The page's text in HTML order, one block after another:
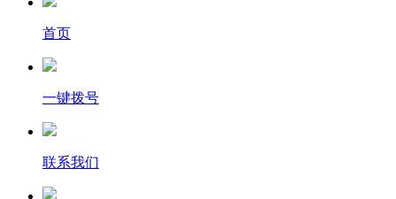
首页
一键拨号
联系我们